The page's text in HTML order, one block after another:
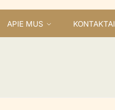
APIE MUS KONTAKTAI